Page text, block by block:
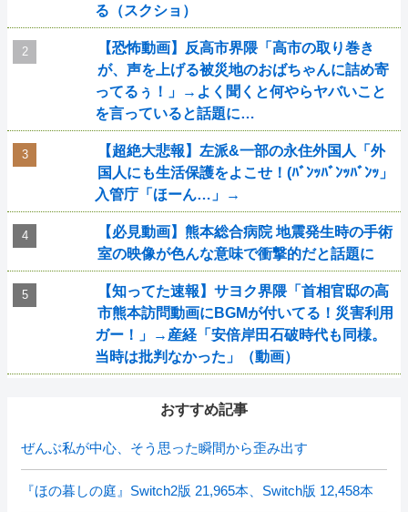
る（スクショ）
【恐怖動画】反高市界隈「高市の取り巻き
が、声を上げる被災地のおばちゃんに詰め寄
ってるぅ！」→よく聞くと何やらヤバいこと
を言っていると話題に…
【超絶大悲報】左派&一部の永住外国人「外
国人にも生活保護をよこせ！(ﾊﾞﾝｯﾊﾞﾝｯﾊﾞﾝｯ」
入管庁「ほーん…」→
【必見動画】熊本総合病院 地震発生時の手術
室の映像が色んな意味で衝撃的だと話題に
【知ってた速報】サヨク界隈「首相官邸の高
市熊本訪問動画にBGMが付いてる！災害利用
ガー！」→産経「安倍岸田石破時代も同様。
当時は批判なかった」（動画）
おすすめ記事
ぜんぶ私が中心、そう思った瞬間から歪み出す
『ほの暮しの庭』Switch2版 21,965本、Switch版 12,458本